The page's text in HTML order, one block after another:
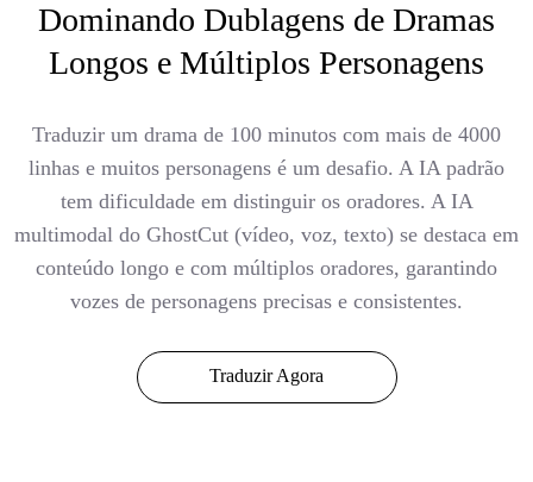
Dominando Dublagens de Dramas
Longos e Múltiplos Personagens
Traduzir um drama de 100 minutos com mais de 4000
linhas e muitos personagens é um desafio. A IA padrão
tem dificuldade em distinguir os oradores. A IA
multimodal do GhostCut (vídeo, voz, texto) se destaca em
conteúdo longo e com múltiplos oradores, garantindo
vozes de personagens precisas e consistentes.
Traduzir Agora